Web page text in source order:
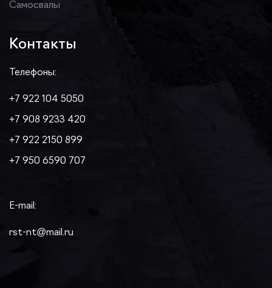
Самосвалы
Контакты
Телефоны:
+7 922 104 5050
+7 908 9233 420
+7 922 2150 899
+7 950 6590 707
E-mail:
rst-nt@mail.ru